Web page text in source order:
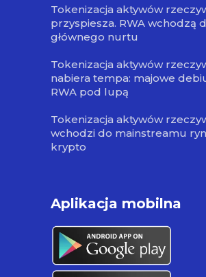
Tokenizacja aktywów
przyspiesza. RWA wchodzą
głównego nurtu
Tokenizacja aktywów
nabiera tempa: majowe
RWA pod lupą
Tokenizacja aktywów
wchodzi do mainstreamu
krypto
Aplikacja mobilna